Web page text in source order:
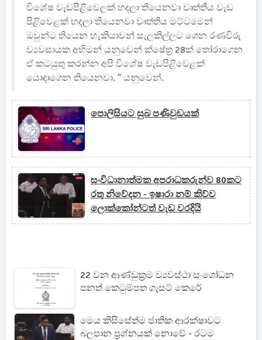
විශේෂ වැඩපිළිවෙලක් හදලා තියෙනවා වෘත්තීය වැඩ
පිළිවෙළක් හදලා තියෙනවා වෘත්තීය මට්ටමෙන්
ඔවුන්ට තියෙන හැකියාවන් සැලකිල්ලට ගෙන රණවිරු
ව්‍යවසායක අභිමන් යනුවෙන් ක්ෂේත්‍ර 28ක් තෝරාගෙන
ඒ කටයුතු කරන්න අපි විශේෂ වැඩපිළිවෙළක්
යොදාගෙන තියෙනවා. " යනුවෙන්.
පොලිසියට සුබ පණිවුඩයක්
සංවිධානාත්මක අපරාධකරුන්ව 80කට
රතු නිවේදන - ඉෂාරා නම් කිව්ව
ලොක්කෝන්ටත් වැඩ වරදියි
22 වන ආණ්ඩුක්‍රම ව්‍යවස්ථා සංශෝධන
පනත් කෙටුම්පත ගැසට් කෙරේ
මෙය කිසිසේත්ම ජාතික ආරක්ෂාවට
බලපාන ප්‍රශ්නයක් නොවේ - රටම